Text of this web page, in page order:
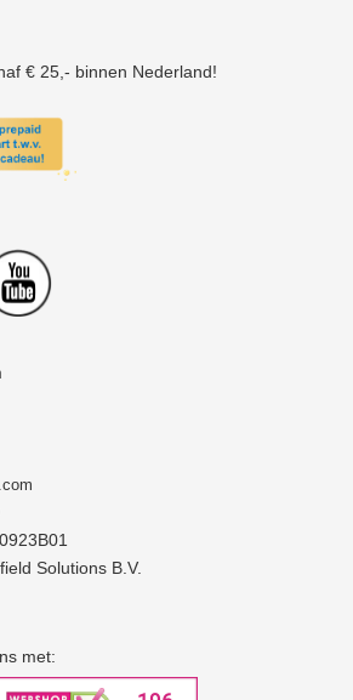
€ 25,- binnen Nederland!
Solutions B.V.
met: